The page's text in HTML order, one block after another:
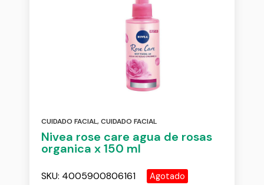
CUIDADO FACIAL,CUIDADO FACIAL
Nivea rose care agua de rosas
organica x 150 ml
SKU: 4005900806161 Agotado